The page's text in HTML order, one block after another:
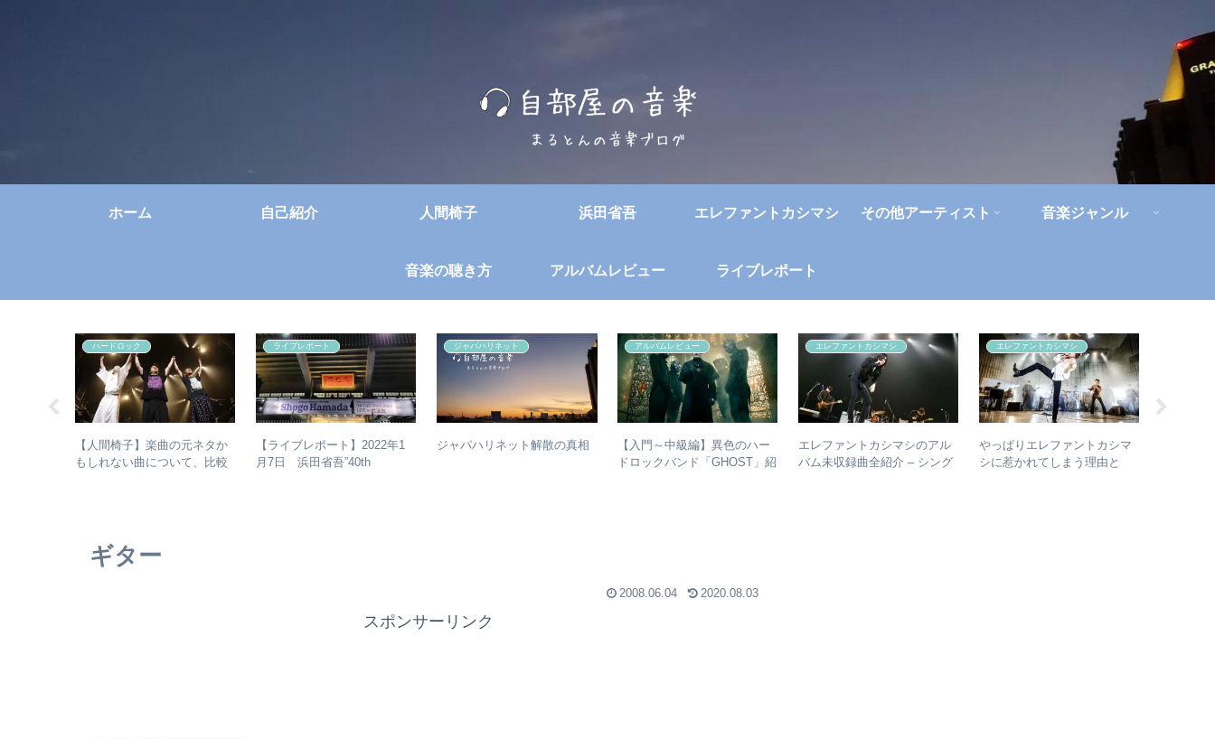
ホーム 自己紹介 人間椅子 浜田省吾 エレファントカシマシ その他アーティスト 音楽ジャンル
音楽の聴き方 アルバムレビュー ライブレポート
ハードロック
【人間椅子】楽曲の元ネタか
もしれない曲について、比較
ライブレポート
【ライブレポート】2022年1
月7日 浜田省吾”40th
ジャパハリネット
ジャパハリネット解散の真相
アルバムレビュー
【入門～中級編】異色のハー
ドロックバンド「GHOST」紹
エレファントカシマシ
エレファントカシマシのアル
バム未収録曲全紹介 – シング
エレファントカシマシ
やっぱりエレファントカシマ
シに惹かれてしまう理由と
ギター
2008.06.04 2020.08.03
スポンサーリンク